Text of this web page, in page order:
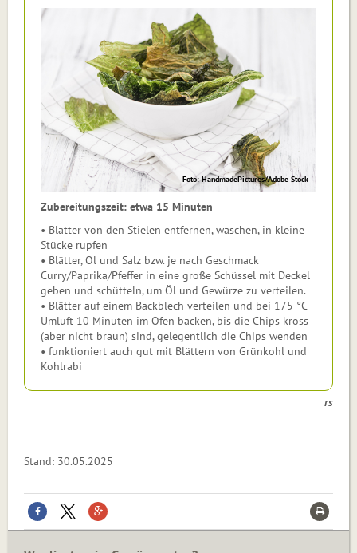
Foto: HandmadePictures/Adobe Stock
Zubereitungszeit: etwa 15 Minuten
• Blätter von den Stielen entfernen, waschen, in kleine
Stücke rupfen
• Blätter, Öl und Salz bzw. je nach Geschmack
Curry/Paprika/Pfeffer in eine große Schüssel mit Deckel
geben und schütteln, um Öl und Gewürze zu verteilen.
• Blätter auf einem Backblech verteilen und bei 175 °C
Umluft 10 Minuten im Ofen backen, bis die Chips kross
(aber nicht braun) sind, gelegentlich die Chips wenden
• funktioniert auch gut mit Blättern von Grünkohl und
Kohlrabi
rs
Stand: 30.05.2025